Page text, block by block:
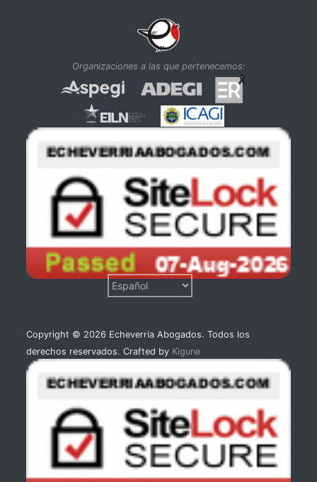
Organizaciones a las que pertenecemos:
Copyright © 2026 Echeverria Abogados. Todos los
derechos reservados. Crafted by Kigune